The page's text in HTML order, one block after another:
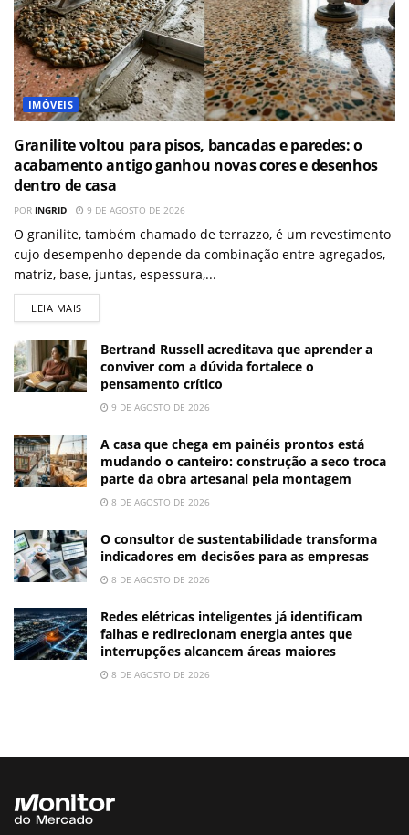
IMÓVEIS
Granilite voltou para pisos, bancadas e paredes: o
acabamento antigo ganhou novas cores e desenhos
dentro de casa
POR INGRID 9 DE AGOSTO DE 2026
O granilite, também chamado de terrazzo, é um revestimento
cujo desempenho depende da combinação entre agregados,
matriz, base, juntas, espessura,...
LEIA MAIS
Bertrand Russell acreditava que aprender a
conviver com a dúvida fortalece o
pensamento crítico
9 DE AGOSTO DE 2026
A casa que chega em painéis prontos está
mudando o canteiro: construção a seco troca
parte da obra artesanal pela montagem
8 DE AGOSTO DE 2026
O consultor de sustentabilidade transforma
indicadores em decisões para as empresas
8 DE AGOSTO DE 2026
Redes elétricas inteligentes já identificam
falhas e redirecionam energia antes que
interrupções alcancem áreas maiores
8 DE AGOSTO DE 2026